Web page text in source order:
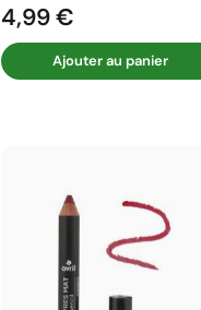
Prix
4,99 €
Ajouter au panier